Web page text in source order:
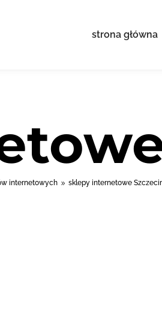
strona główna
internetowych 9 sklepy internetowe